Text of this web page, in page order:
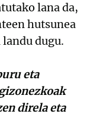
lana da,
hutsunea
dugu.
eta
direla eta